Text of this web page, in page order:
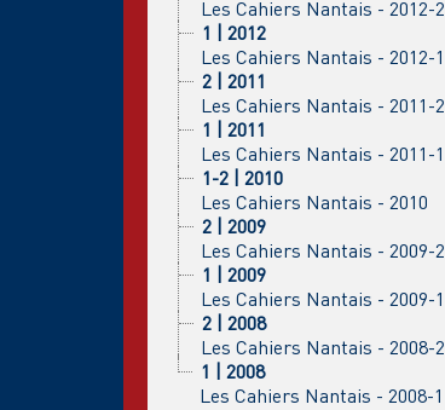
Les Cahiers Nantais - 2012-2
1 | 2012
Les Cahiers Nantais - 2012-1
2 | 2011
Les Cahiers Nantais - 2011-2
1 | 2011
Les Cahiers Nantais - 2011-1
1-2 | 2010
Les Cahiers Nantais - 2010
2 | 2009
Les Cahiers Nantais - 2009-2
1 | 2009
Les Cahiers Nantais - 2009-1
2 | 2008
Les Cahiers Nantais - 2008-2
1 | 2008
Les Cahiers Nantais - 2008-1